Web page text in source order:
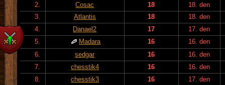
2.
Cosac 18
18. den
3.
Atlantis 18
18. den
4.
Danael2 17
17. den
5.
Madara 16
16. den
6.
sedgar 16
16. den
7.
chesstik4 16
16. den
8.
chesstik3 16
17. den